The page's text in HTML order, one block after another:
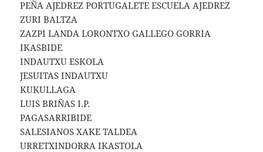
PEÑA AJEDREZ PORTUGALETE ESCUELA AJEDREZ
ZURI BALTZA
ZAZPI LANDA LORONTXO GALLEGO GORRIA
IKASBIDE
INDAUTXU ESKOLA
JESUITAS INDAUTXU
KUKULLAGA
LUIS BRIÑAS I.P.
PAGASARRIBIDE
SALESIANOS XAKE TALDEA
URRETXINDORRA IKASTOLA